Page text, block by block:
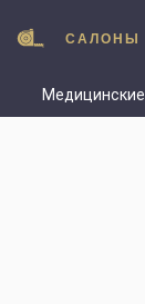
САЛОНЫ
Медицинские